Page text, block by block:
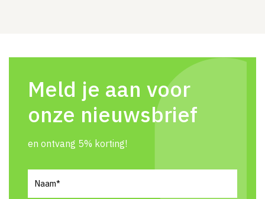
Meld je aan voor
onze nieuwsbrief
en ontvang 5% korting!